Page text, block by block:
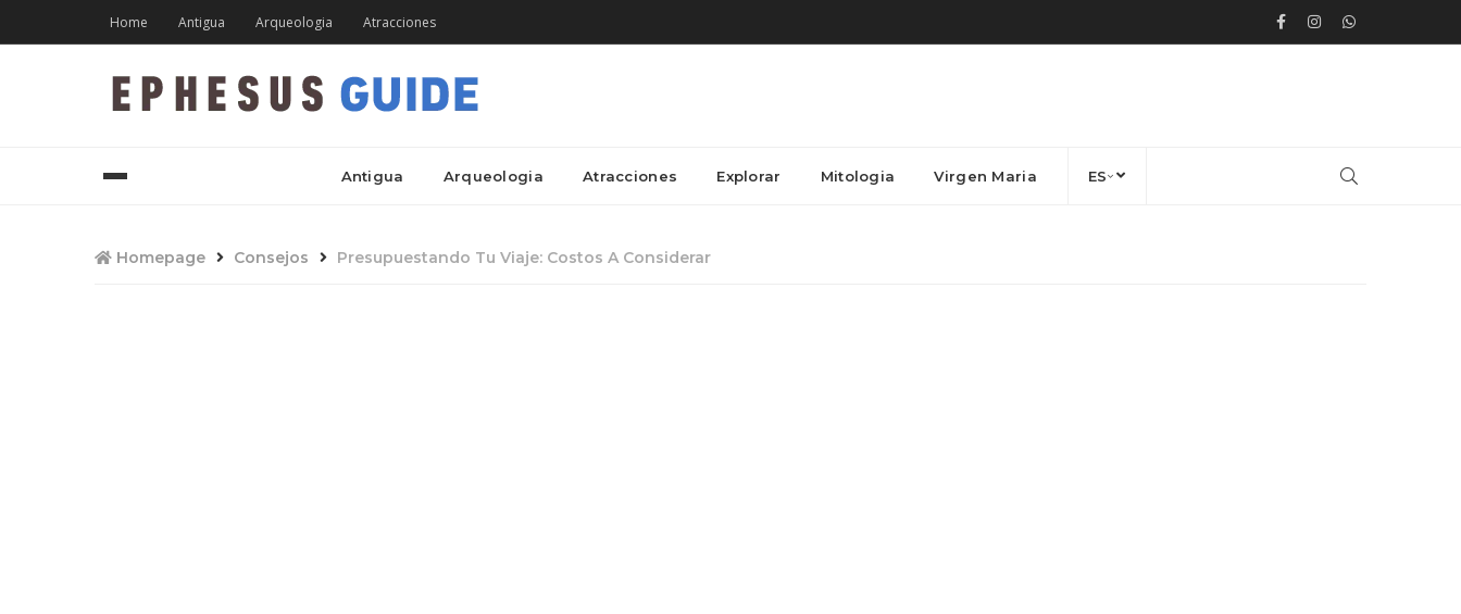
Home Antigua Arqueologia Atracciones
Antigua Arqueologia Atracciones Explorar Mitologia Virgen Maria ES
Homepage Consejos Presupuestando Tu Viaje: Costos A Considerar